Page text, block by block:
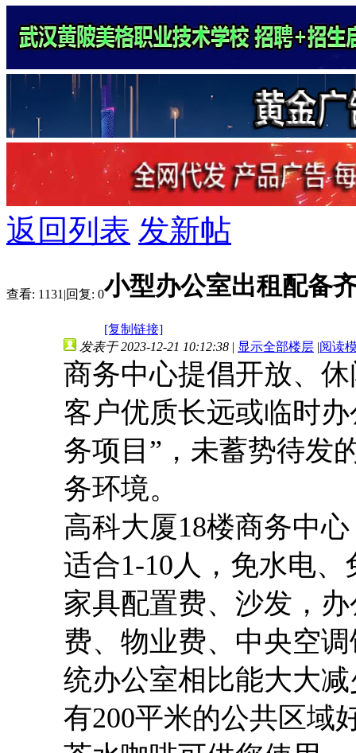
返回列表 发新帖
查看: 1131 |回复: 0小型办公室出租配备
[复制链接]
发表于 2023-12-21 10:12:38 | 显示全部楼层 |阅读
商务中心提倡开放、
客户优质长远或临时
务项目”，未蓄势待发
务环境。
高科大厦18楼商务中
适合1-10人，免水电
家具配置费、沙发，
费、物业费、中央空
统办公室相比能大大
有200平米的公共区域